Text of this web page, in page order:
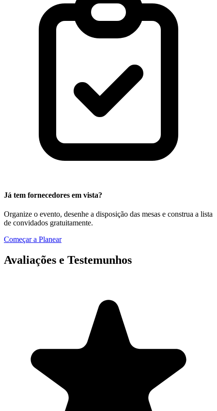
Já tem fornecedores em vista?
Organize o evento, desenhe a disposição das mesas e construa a lista
de convidados gratuitamente.
Começar a Planear
Avaliações e Testemunhos